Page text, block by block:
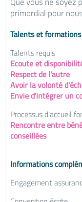
primordial pour
Talents et formations
Talents requis
Ecoute et
Respect de l'autre
Avoir la volonté
Envie d'intégrer un
Processus d'accueil
Rencontre entre
conseillées
Informations
Engagement